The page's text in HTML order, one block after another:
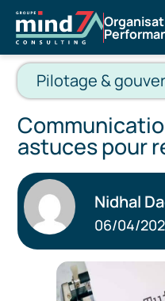
Pilotage &
astuces pour
Nidhal
06/04/